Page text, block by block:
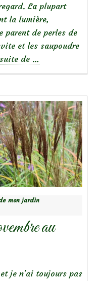
La plupart
la lumière,
parent de perles de
et les saupoudre
de
jardin
…
mon jardin
au
je n’ai toujours pas